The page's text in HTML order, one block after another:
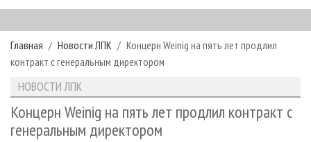
ГЛАВНАЯ
РУБРИКИ И ТЕМЫ
РУБРИКИ ЖУРНАЛА
ЛЕСОЗАГОТОВКА
ЛЕСОПИЛЕНИЕ
НОВОСТИ
НОВОСТИ ЛПК
НОВОСТИ ЖУРНАЛА
ПРОЕКТЫ ЛПИ
АНАЛИТИКА
ПРЕДПРИЯТИЯ ЛПК
АРХИВ ЖУРНАЛОВ
О ЖУРНАЛЕ
Главная Новости ЛПК
Концерн Weinig на пять лет продлил
контракт с генеральным директором
НОВОСТИ ЛПК
Концерн Weinig на пять лет продлил контракт с
генеральным директором